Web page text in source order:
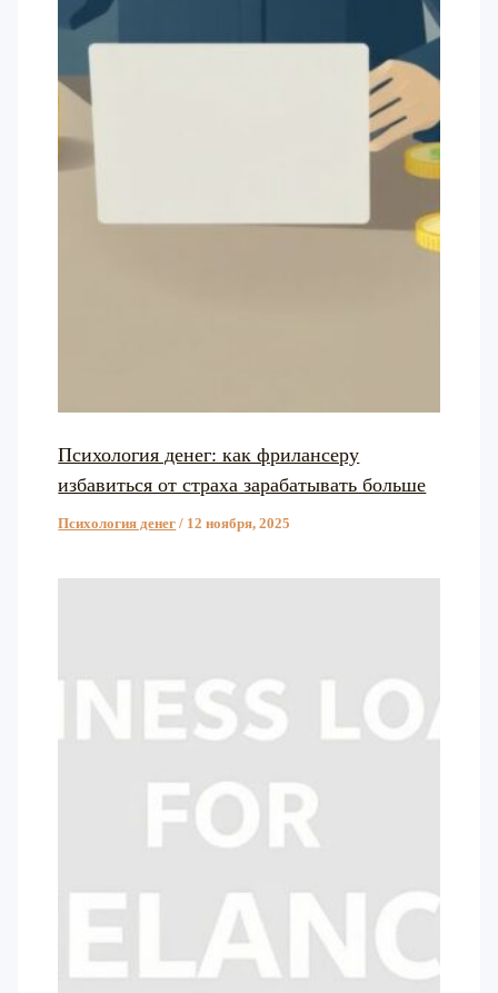
Психология денег: как фрилансеру
избавиться от страха зарабатывать больше
Психология денег / 12 ноября, 2025